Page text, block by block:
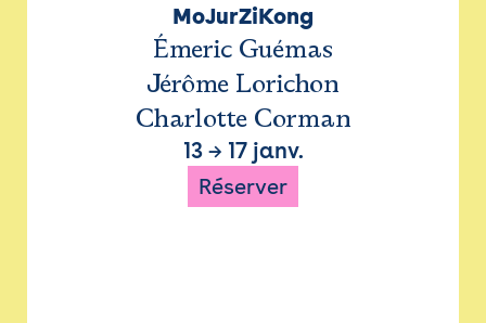
MoJurZiKong
Émeric Guémas
Jérôme Lorichon
Charlotte Corman
13→ 17 janv.
Réserver